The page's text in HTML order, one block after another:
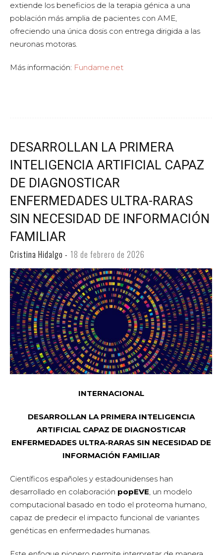
extiende los beneficios de la terapia génica a una
población más amplia de pacientes con AME,
ofreciendo una única dosis con entrega dirigida a las
neuronas motoras.
Más información: Fundame.net
DESARROLLAN LA PRIMERA
INTELIGENCIA ARTIFICIAL CAPAZ
DE DIAGNOSTICAR
ENFERMEDADES ULTRA-RARAS
SIN NECESIDAD DE INFORMACIÓN
FAMILIAR
Cristina Hidalgo - 18 de febrero de 2026
INTERNACIONAL
DESARROLLAN LA PRIMERA INTELIGENCIA
ARTIFICIAL CAPAZ DE DIAGNOSTICAR
ENFERMEDADES ULTRA-RARAS SIN NECESIDAD DE
INFORMACIÓN FAMILIAR
Científicos españoles y estadounidenses han
desarrollado en colaboración popEVE, un modelo
computacional basado en todo el proteoma humano,
capaz de predecir el impacto funcional de variantes
genéticas en enfermedades humanas.